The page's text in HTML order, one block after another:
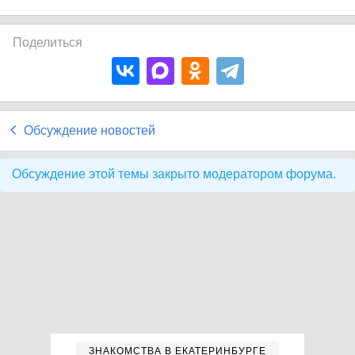
Поделиться
Обсуждение новостей
Обсуждение этой темы закрыто модератором форума.
ЗНАКОМСТВА В ЕКАТЕРИНБУРГЕ